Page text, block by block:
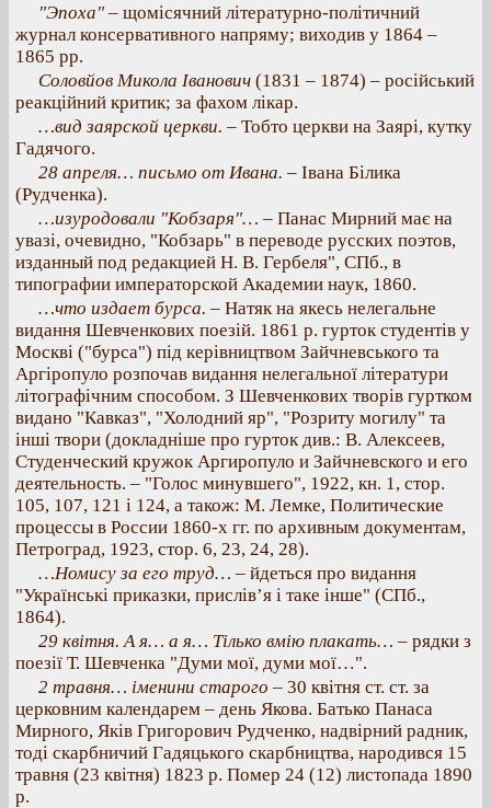
"Эпоха" – щомісячний літературно-політичний
журнал консервативного напряму; виходив у 1864 –
1865 рр.
Соловйов Микола Іванович (1831 – 1874) – російський
реакційний критик; за фахом лікар.
…вид заярской церкви. – Тобто церкви на Заярі, кутку
Гадячого.
28 апреля… письмо от Ивана. – Івана Білика
(Рудченка).
…изуродовали "Кобзаря"… – Панас Мирний має на
увазі, очевидно, "Кобзарь" в переводе русских поэтов,
изданный под редакцией Н. В. Гербеля", СПб., в
типографии императорской Академии наук, 1860.
…что издает бурса. – Натяк на якесь нелегальне
видання Шевченкових поезій. 1861 р. гурток студентів у
Москві ("бурса") під керівництвом Зайчневського та
Аргіропуло розпочав видання нелегальної літератури
літографічним способом. З Шевченкових творів гуртком
видано "Кавказ", "Холодний яр", "Розриту могилу" та
інші твори (докладніше про гурток див.: В. Алексеев,
Студенческий кружок Аргиропуло и Зайчневского и его
деятельность. – "Голос минувшего", 1922, кн. 1, стор.
105, 107, 121 і 124, а також: М. Лемке, Политические
процессы в России 1860-х гг. по архивным документам,
Петроград, 1923, стор. 6, 23, 24, 28).
…Номису за его труд… – йдеться про видання
"Українські приказки, прислів’я і таке інше" (СПб.,
1864).
29 квітня. А я… а я… Тілько вмію плакать… – рядки з
поезії Т. Шевченка "Думи мої, думи мої…".
2 травня… іменини старого – 30 квітня ст. ст. за
церковним календарем – день Якова. Батько Панаса
Мирного, Яків Григорович Рудченко, надвірний радник,
тоді скарбничий Гадяцького скарбництва, народився 15
травня (23 квітня) 1823 р. Помер 24 (12) листопада 1890
р.